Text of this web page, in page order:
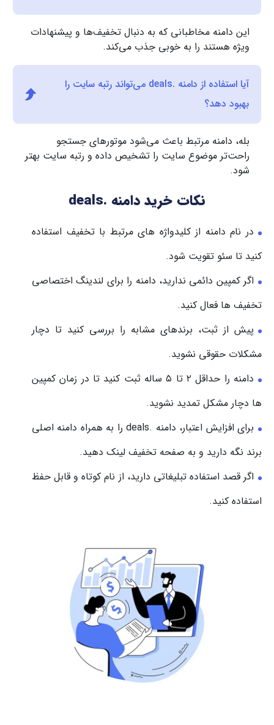
این دامنه مخاطبانی که به دنبال تخفیف‌ها و پیشنهادات
ویژه هستند را به خوبی جذب می‌کند.
آیا استفاده از دامنه .deals می‌تواند رتبه سایت را
بهبود دهد؟
بله، دامنه مرتبط باعث می‌شود موتورهای جستجو
راحت‌تر موضوع سایت را تشخیص داده و رتبه سایت بهتر
شود.
نکات خرید دامنه .deals
در نام دامنه از کلیدواژه های مرتبط با تخفیف استفاده
کنید تا سئو تقویت شود.
اگر کمپین دائمی ندارید، دامنه را برای لندینگ اختصاصی
تخفیف ها فعال کنید.
پیش از ثبت، برندهای مشابه را بررسی کنید تا دچار
مشکلات حقوقی نشوید.
دامنه را حداقل ۲ تا ۵ ساله ثبت کنید تا در زمان کمپین
ها دچار مشکل تمدید نشوید.
برای افزایش اعتبار، دامنه .deals را به همراه دامنه اصلی
برند نگه دارید و به صفحه تخفیف لینک دهید.
اگر قصد استفاده تبلیغاتی دارید، از نام کوتاه و قابل حفظ
استفاده کنید.